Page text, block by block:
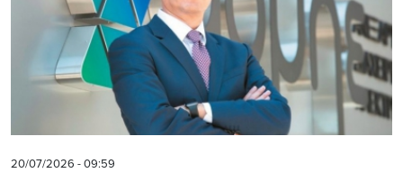
20/07/2026 - 09:59